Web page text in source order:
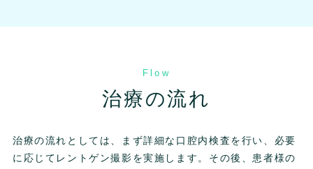
Flow
治療の流れ
治療の流れとしては、まず詳細な口腔内検査を行い、必要
に応じてレントゲン撮影を実施します。その後、患者様の